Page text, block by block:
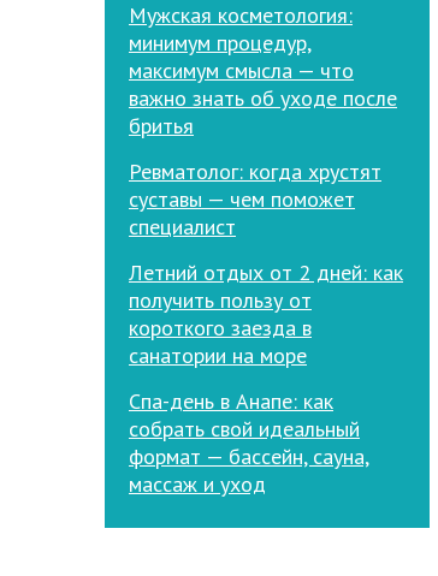
Мужская косметология:
минимум процедур,
максимум смысла — что
важно знать об уходе после
бритья
Ревматолог: когда хрустят
суставы — чем поможет
специалист
Летний отдых от 2 дней: как
получить пользу от
короткого заезда в
санатории на море
Спа-день в Анапе: как
собрать свой идеальный
формат — бассейн, сауна,
массаж и уход